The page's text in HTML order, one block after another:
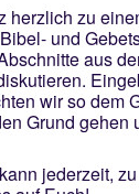
herzlich zu
und
aus
wir so dem
Grund gehen
jederzeit,